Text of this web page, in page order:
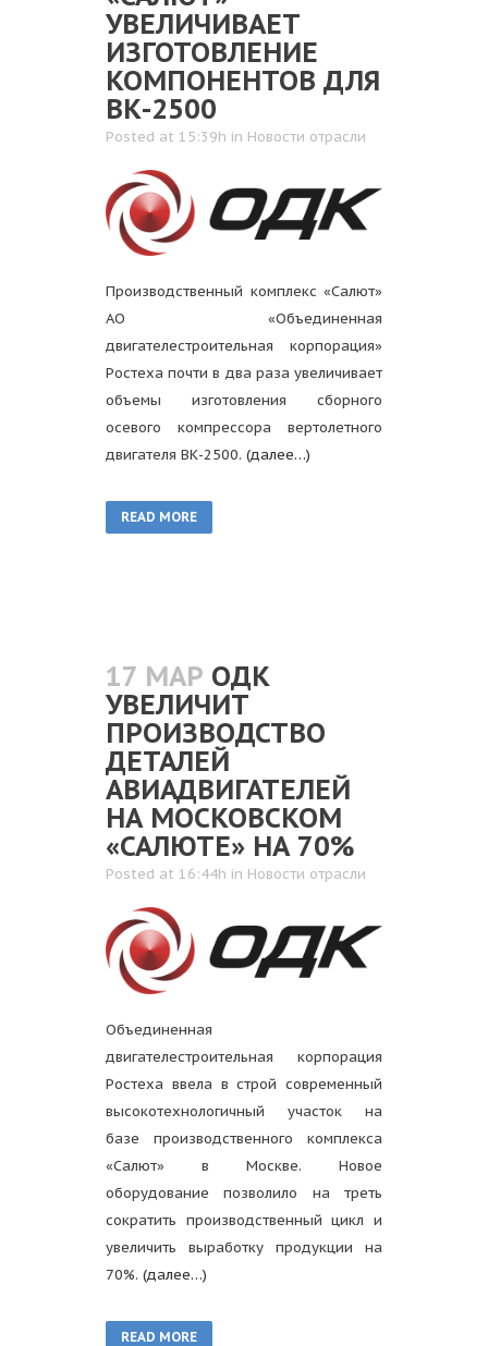
УВЕЛИЧИВАЕТ
ИЗГОТОВЛЕНИЕ
КОМПОНЕНТОВ ДЛЯ
ВК-2500
Posted at 15:39h in Новости отрасли
Производственный комплекс «Салют»
АО «Объединенная
двигателестроительная корпорация»
Ростеха почти в два раза увеличивает
объемы изготовления сборного
осевого компрессора вертолетного
двигателя ВК-2500. (далее…)
READ MORE
17 МАР ОДК
УВЕЛИЧИТ
ПРОИЗВОДСТВО
ДЕТАЛЕЙ
АВИАДВИГАТЕЛЕЙ
НА МОСКОВСКОМ
«САЛЮТЕ» НА 70%
Posted at 16:44h in Новости отрасли
Объединенная
двигателестроительная корпорация
Ростеха ввела в строй современный
высокотехнологичный участок на
базе производственного комплекса
«Салют» в Москве. Новое
оборудование позволило на треть
сократить производственный цикл и
увеличить выработку продукции на
70%. (далее…)
READ MORE